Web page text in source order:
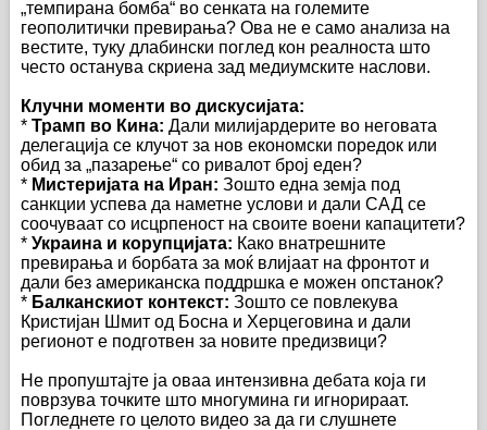
„темпирана бомба“ во сенката на големите
геополитички превирања? Ова не е само анализа на
вестите, туку длабински поглед кон реалноста што
често останува скриена зад медиумските наслови.
Клучни моменти во дискусијата:
* Трамп во Кина: Дали милијардерите во неговата
делегација се клучот за нов економски поредок или
обид за „пазарење“ со ривалот број еден?
* Мистеријата на Иран: Зошто една земја под
санкции успева да наметне услови и дали САД се
соочуваат со исцрпеност на своите воени капацитети?
* Украина и корупцијата: Како внатрешните
превирања и борбата за моќ влијаат на фронтот и
дали без американска поддршка е можен опстанок?
* Балканскиот контекст: Зошто се повлекува
Кристијан Шмит од Босна и Херцеговина и дали
регионот е подготвен за новите предизвици?
Не пропуштајте ја оваа интензивна дебата која ги
поврзува точките што многумина ги игнорираат.
Погледнете го целото видео за да ги слушнете